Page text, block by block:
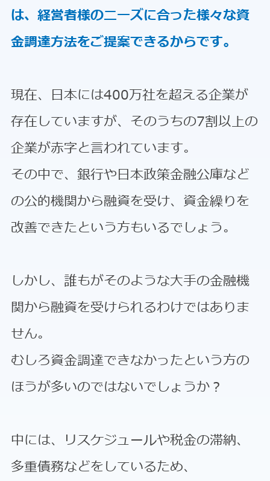
は、経営者様のニーズに合った様々な資
金調達方法をご提案できるからです。
現在、日本には400万社を超える企業が
存在していますが、そのうちの7割以上の
企業が赤字と言われています。
その中で、銀行や日本政策金融公庫など
の公的機関から融資を受け、資金繰りを
改善できたという方もいるでしょう。
しかし、誰もがそのような大手の金融機
関から融資を受けられるわけではありま
せん。
むしろ資金調達できなかったという方の
ほうが多いのではないでしょうか？
中には、リスケジュールや税金の滞納、
多重債務などをしているため、